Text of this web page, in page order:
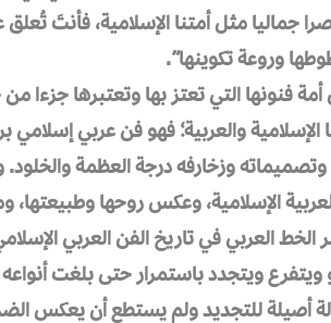
جماليا مثل أمتنا الإسلامية، فأنتَ
وروعة تكوينها”.
فنونها التي تعتز بها وتعتبرها جزءا
الإسلامية والعربية؛ فهو فن عربي إسلامي
وتصميماته وزخارفه درجة العظمة
الإسلامية، وعكس روحها وطبيعتها،
الخط العربي في تاريخ الفن العربي
ويتفرع ويتجدد باستمرار حتى بلغت أنواعه
أصيلة للتجديد ولم يستطع أن يعكس